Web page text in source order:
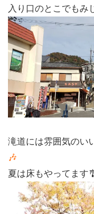
入り口のとこでもみ
滝道には雰囲気のい
🎶
夏は床もやってます